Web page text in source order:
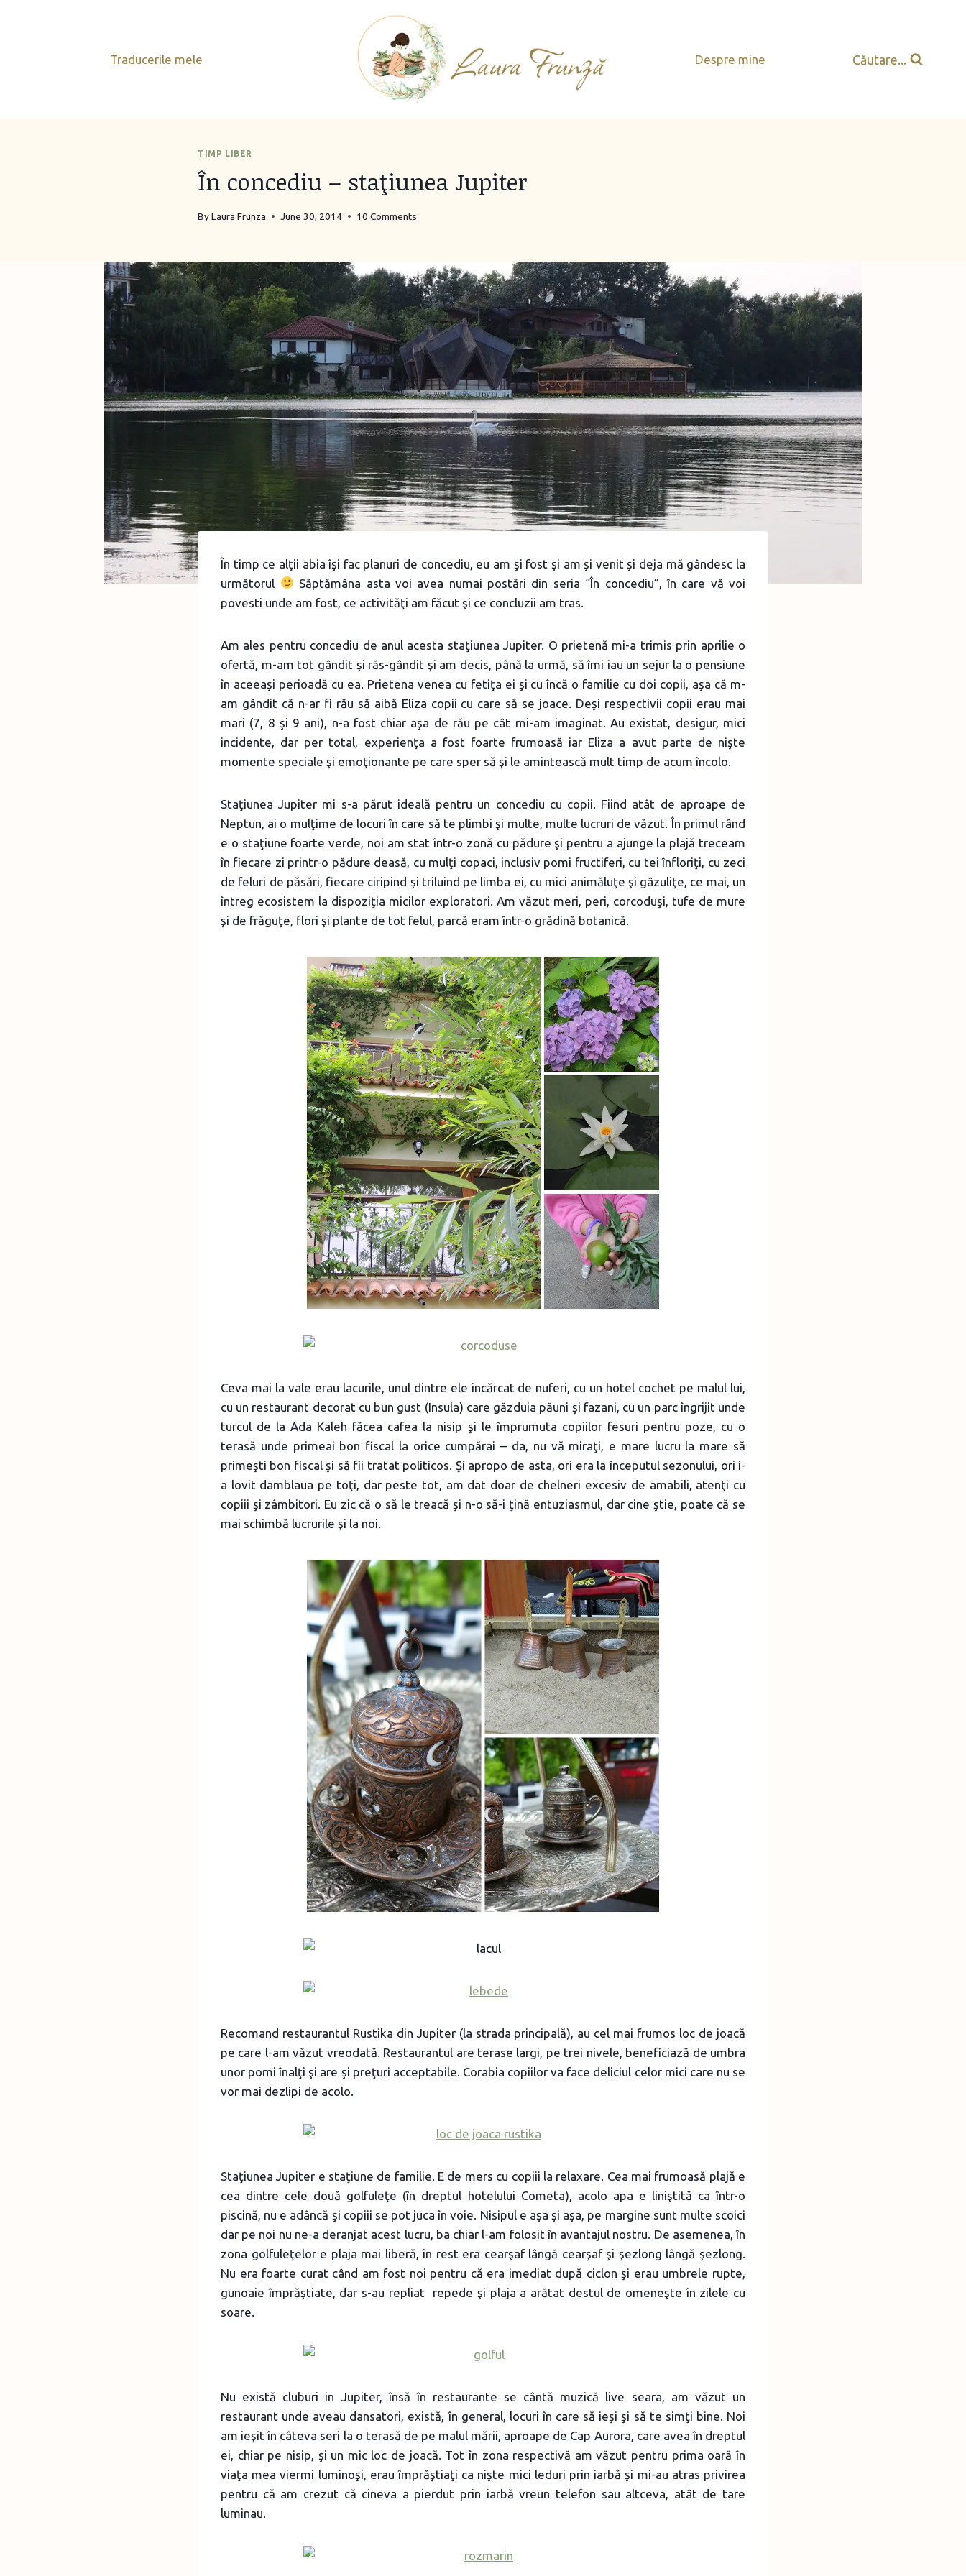
Traducerile mele
Despre mine Căutare...
TIMP LIBER
În concediu – staţiunea Jupiter
ByLaura Frunza June 30, 2014 10 Comments
În timp ce alţii abia îşi fac planuri de concediu, eu am şi fost şi am şi venit şi deja mă gândesc la
următorul
Săptămâna asta voi avea numai postări din seria “În concediu”, în care vă voi
povesti unde am fost, ce activităţi am făcut şi ce concluzii am tras.
Am ales pentru concediu de anul acesta staţiunea Jupiter. O prietenă mi-a trimis prin aprilie o
ofertă, m-am tot gândit şi răs-gândit şi am decis, până la urmă, să îmi iau un sejur la o pensiune
în aceeaşi perioadă cu ea. Prietena venea cu fetiţa ei şi cu încă o familie cu doi copii, aşa că m-
am gândit că n-ar fi rău să aibă Eliza copii cu care să se joace. Deşi respectivii copii erau mai
mari (7, 8 şi 9 ani), n-a fost chiar aşa de rău pe cât mi-am imaginat. Au existat, desigur, mici
incidente, dar per total, experienţa a fost foarte frumoasă iar Eliza a avut parte de nişte
momente speciale şi emoţionante pe care sper să şi le amintească mult timp de acum încolo.
Staţiunea Jupiter mi s-a părut ideală pentru un concediu cu copii. Fiind atât de aproape de
Neptun, ai o mulţime de locuri în care să te plimbi şi multe, multe lucruri de văzut. În primul rând
e o staţiune foarte verde, noi am stat într-o zonă cu pădure şi pentru a ajunge la plajă treceam
în fiecare zi printr-o pădure deasă, cu mulţi copaci, inclusiv pomi fructiferi, cu tei înfloriţi, cu zeci
de feluri de păsări, fiecare ciripind şi triluind pe limba ei, cu mici animăluţe şi gâzuliţe, ce mai, un
întreg ecosistem la dispoziţia micilor exploratori. Am văzut meri, peri, corcoduşi, tufe de mure
şi de frăguţe, flori şi plante de tot felul, parcă eram într-o grădină botanică.
Ceva mai la vale erau lacurile, unul dintre ele încărcat de nuferi, cu un hotel cochet pe malul lui,
cu un restaurant decorat cu bun gust (Insula) care găzduia păuni şi fazani, cu un parc îngrijit unde
turcul de la Ada Kaleh făcea cafea la nisip şi le împrumuta copiilor fesuri pentru poze, cu o
terasă unde primeai bon fiscal la orice cumpărai – da, nu vă miraţi, e mare lucru la mare să
primeşti bon fiscal şi să fii tratat politicos. Şi apropo de asta, ori era la începutul sezonului, ori i-
a lovit damblaua pe toţi, dar peste tot, am dat doar de chelneri excesiv de amabili, atenţi cu
copiii şi zâmbitori. Eu zic că o să le treacă şi n-o să-i ţină entuziasmul, dar cine ştie, poate că se
mai schimbă lucrurile şi la noi.
Recomand restaurantul Rustika din Jupiter (la strada principală), au cel mai frumos loc de joacă
pe care l-am văzut vreodată. Restaurantul are terase largi, pe trei nivele, beneficiază de umbra
unor pomi înalţi şi are şi preţuri acceptabile. Corabia copiilor va face deliciul celor mici care nu se
vor mai dezlipi de acolo.
Staţiunea Jupiter e staţiune de familie. E de mers cu copiii la relaxare. Cea mai frumoasă plajă e
cea dintre cele două golfuleţe (în dreptul hotelului Cometa), acolo apa e liniştită ca într-o
piscină, nu e adâncă şi copiii se pot juca în voie. Nisipul e aşa şi aşa, pe margine sunt multe scoici
dar pe noi nu ne-a deranjat acest lucru, ba chiar l-am folosit în avantajul nostru. De asemenea, în
zona golfuleţelor e plaja mai liberă, în rest era cearşaf lângă cearşaf şi şezlong lângă şezlong.
Nu era foarte curat când am fost noi pentru că era imediat după ciclon şi erau umbrele rupte,
gunoaie împrăştiate, dar s-au repliat repede şi plaja a arătat destul de omeneşte în zilele cu
soare.
Nu există cluburi in Jupiter, însă în restaurante se cântă muzică live seara, am văzut un
restaurant unde aveau dansatori, există, în general, locuri în care să ieşi şi să te simţi bine. Noi
am ieşit în câteva seri la o terasă de pe malul mării, aproape de Cap Aurora, care avea în dreptul
ei, chiar pe nisip, şi un mic loc de joacă. Tot în zona respectivă am văzut pentru prima oară în
viaţa mea viermi luminoşi, erau împrăştiaţi ca nişte mici leduri prin iarbă şi mi-au atras privirea
pentru că am crezut că cineva a pierdut prin iarbă vreun telefon sau altceva, atât de tare
luminau.